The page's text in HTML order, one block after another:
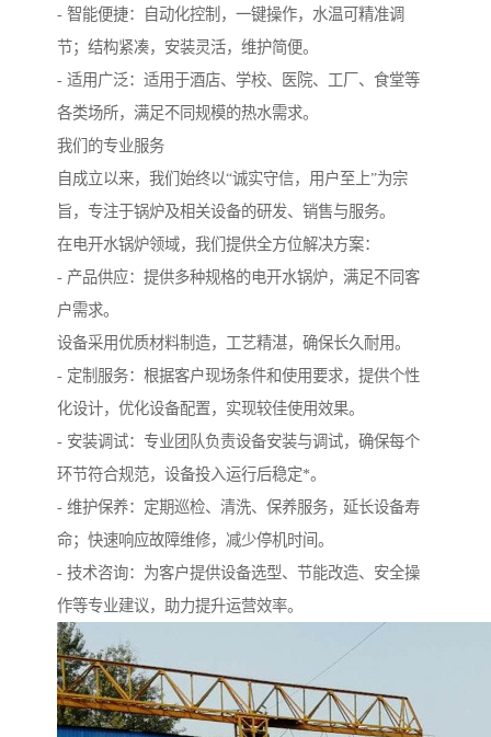
- 智能便捷：自动化控制，一键操作，水温可精准调
节；结构紧凑，安装灵活，维护简便。
- 适用广泛：适用于酒店、学校、医院、工厂、食堂等
各类场所，满足不同规模的热水需求。
我们的专业服务
自成立以来，我们始终以“诚实守信，用户至上”为宗
旨，专注于锅炉及相关设备的研发、销售与服务。
在电开水锅炉领域，我们提供全方位解决方案：
- 产品供应：提供多种规格的电开水锅炉，满足不同客
户需求。
设备采用优质材料制造，工艺精湛，确保长久耐用。
- 定制服务：根据客户现场条件和使用要求，提供个性
化设计，优化设备配置，实现较佳使用效果。
- 安装调试：专业团队负责设备安装与调试，确保每个
环节符合规范，设备投入运行后稳定*。
- 维护保养：定期巡检、清洗、保养服务，延长设备寿
命；快速响应故障维修，减少停机时间。
- 技术咨询：为客户提供设备选型、节能改造、安全操
作等专业建议，助力提升运营效率。